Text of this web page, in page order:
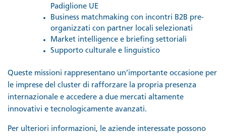
Padiglione UE
Business matchmaking con incontri B2B pre-
organizzati con partner locali selezionati
Market intelligence e briefing settoriali
Supporto culturale e linguistico
Queste missioni rappresentano un’importante occasione per
le imprese del cluster di rafforzare la propria presenza
internazionale e accedere a due mercati altamente
innovativi e tecnologicamente avanzati.
Per ulteriori informazioni, le aziende interessate possono